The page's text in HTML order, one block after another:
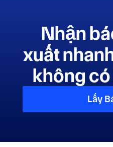
Nhận
xuất
không
Lấy